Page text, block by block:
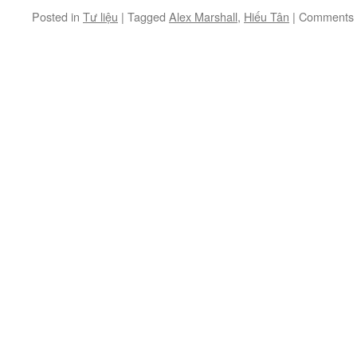
Posted in Tư liệu | Tagged Alex Marshall, Hiếu Tân | Comments